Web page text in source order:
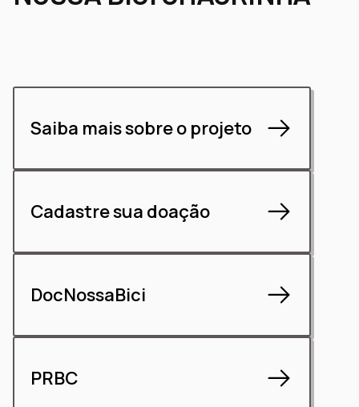
Saiba mais sobre o projeto
Cadastre sua doação
DocNossaBici
PRBC